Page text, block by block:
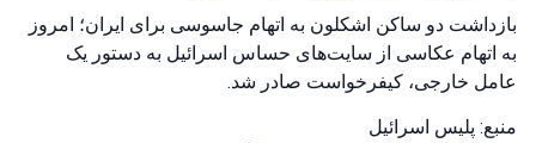
بازداشت دو ساکن اشکلون به اتهام جاسوسی برای ایران؛ امروز
به اتهام عکاسی از سایت‌های حساس اسرائیل به دستور یک
عامل خارجی، کیفرخواست صادر شد.
منبع: پلیس اسرائیل